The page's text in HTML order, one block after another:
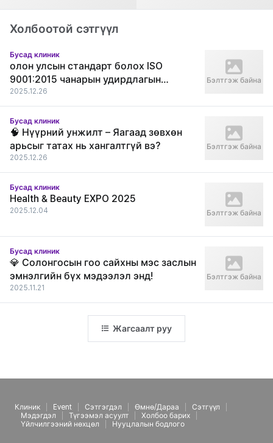
Холбоотой сэтгүүл
Бусад клиник
олон улсын стандарт болох ISO
9001:2015 чанарын удирдлагын
тогтолцооны гэрчилгээг амжилттай
хүлээн авлаа.
2025.12.26
Бэлтгэж байна
Бусад клиник
🧠 Нүүрний унжилт – Яагаад зөвхөн
арьсыг татах нь хангалтгүй вэ?
2025.12.26
Бэлтгэж байна
Бусад клиник
Health & Beauty EXPO 2025
2025.12.04 Бэлтгэж байна
Бусад клиник
💎 Солонгосын гоо сайхны мэс заслын
эмнэлгийн бүх мэдээлэл энд!
2025.11.21
Бэлтгэж байна
Жагсаалт руу
Клиник Event Сэтгэгдэл Өмнө/Дараа
Сэтгүүл
Мэдэгдэл
Түгээмэл асуулт
Холбоо барих
Үйлчилгээний нөхцөл
Нууцлалын бодлого